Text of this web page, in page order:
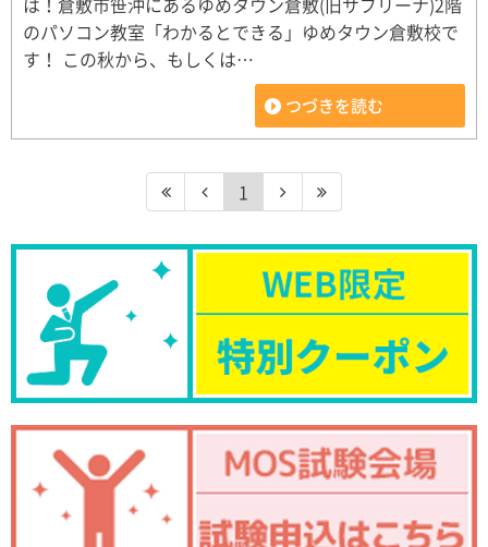
のパソコン教室「わかるとできる」ゆめタウン倉敷校で
す！ この秋から、もしくは…
つづきを読む
1